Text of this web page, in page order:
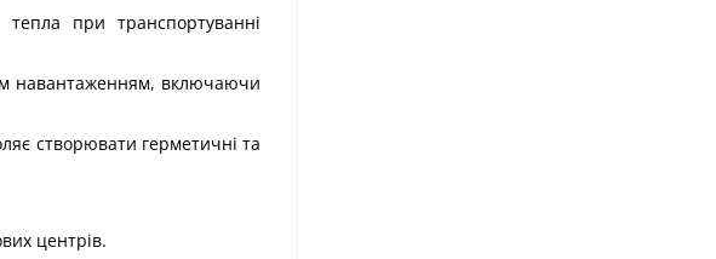
при транспортуванні
навантаженням, включаючи
створювати герметичні та
центрів.